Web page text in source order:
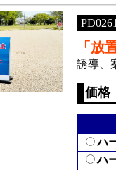
「放
誘導、
価格
ハ
ハ